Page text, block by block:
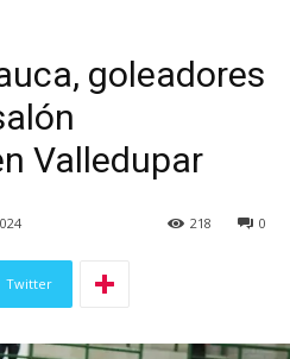
goleadores
Valledupar
0
218
Twitter